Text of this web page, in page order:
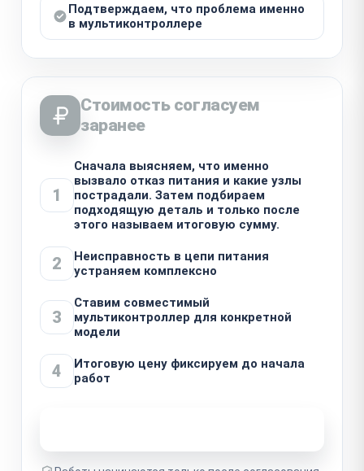
Подтверждаем, что проблема именно
в мультиконтроллере
Стоимость согласуем
заранее
1
Сначала выясняем, что именно
вызвало отказ питания и какие узлы
пострадали. Затем подбираем
подходящую деталь и только после
этого называем итоговую сумму.
2
Неисправность в цепи питания
устраняем комплексно
3
Ставим совместимый
мультиконтроллер для конкретной
модели
4
Итоговую цену фиксируем до начала
работ